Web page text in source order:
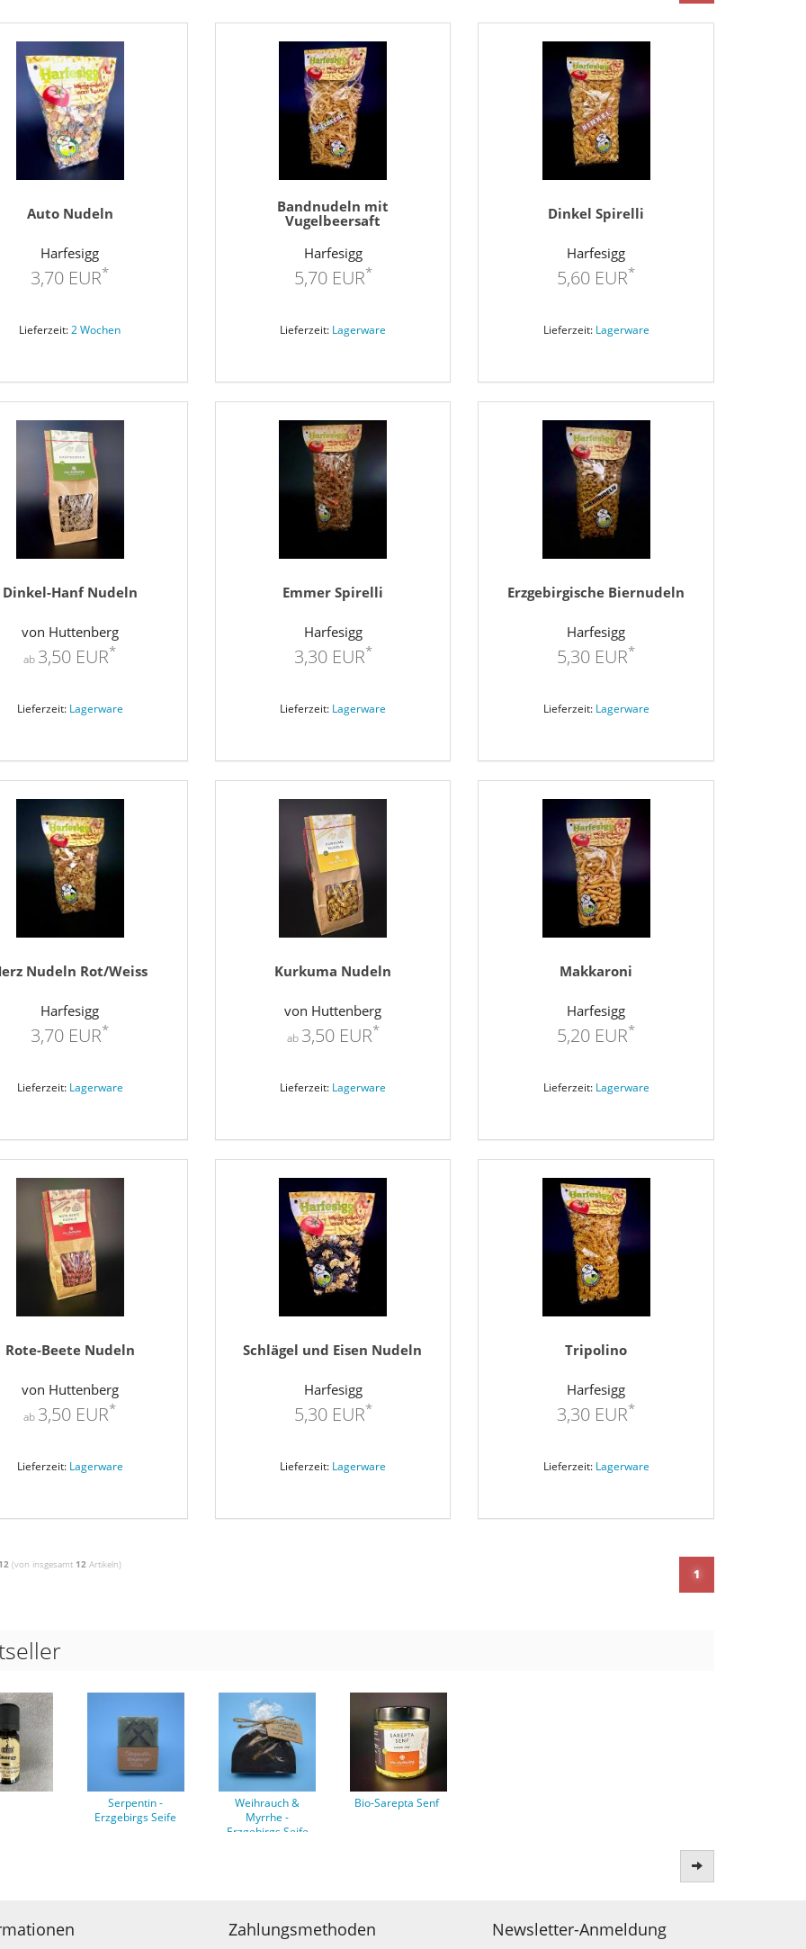
Auto Nudeln
Harfesigg
3,70 EUR*
Lieferzeit:2 Wochen
Bandnudeln mit
Vugelbeersaft
Harfesigg
5,70 EUR*
Lieferzeit: Lagerware
Dinkel Spirelli
Harfesigg
5,60 EUR*
Lieferzeit: Lagerware
Dinkel-Hanf Nudeln
von Huttenberg
ab 3,50 EUR*
Lieferzeit: Lagerware
Emmer Spirelli
Harfesigg
3,30 EUR*
Lieferzeit: Lagerware
Erzgebirgische Biernudeln
Harfesigg
5,30 EUR*
Lieferzeit: Lagerware
Nudeln Rot/Weiss
Harfesigg
3,70 EUR*
Lieferzeit: Lagerware
Kurkuma Nudeln
von Huttenberg
ab 3,50 EUR*
Lieferzeit: Lagerware
Makkaroni
Harfesigg
5,20 EUR*
Lieferzeit: Lagerware
Rote-Beete Nudeln
von Huttenberg
ab 3,50 EUR*
Lieferzeit: Lagerware
Schlägel und Eisen Nudeln
Harfesigg
5,30 EUR*
Lieferzeit: Lagerware
Tripolino
Harfesigg
3,30 EUR*
Lieferzeit: Lagerware
(von insgesamt 12Artikeln)
1
Serpentin -
Erzgebirgs Seife
Weihrauch &
Myrrhe -
Erzgebirgs Seife
Bio-Sarepta Senf
Weiter
Zahlungsmethoden Newsletter-Anmeldung